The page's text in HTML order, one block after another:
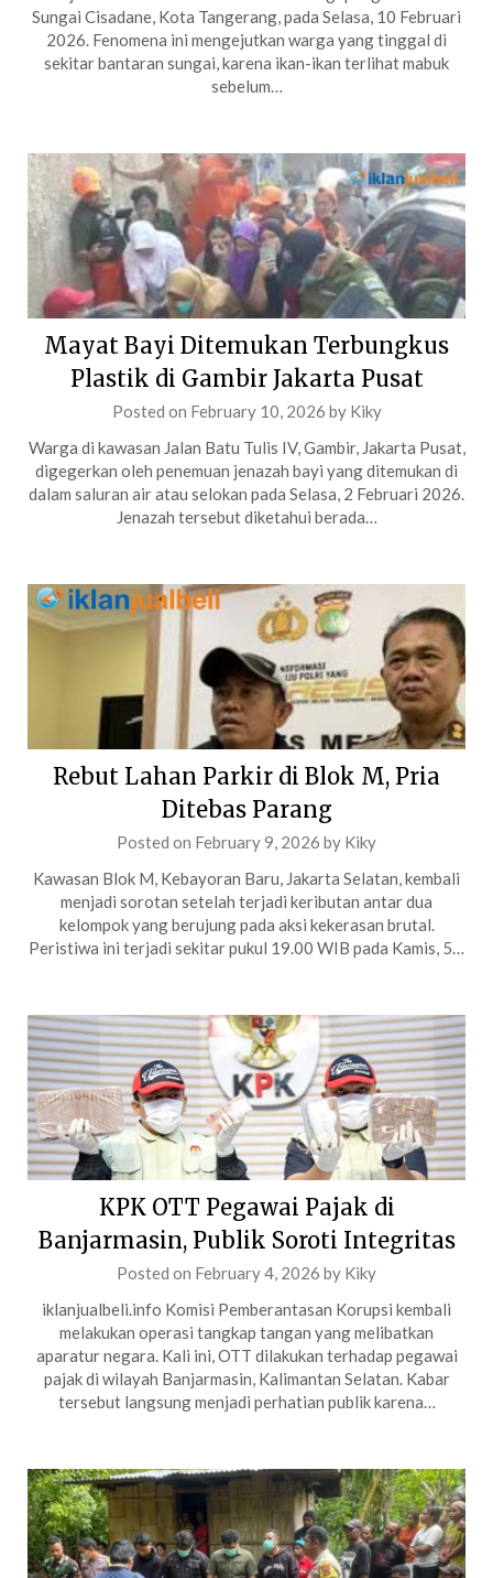
Sungai Cisadane, Kota Tangerang, pada Selasa, 10 Februari
2026. Fenomena ini mengejutkan warga yang tinggal di
sekitar bantaran sungai, karena ikan-ikan terlihat mabuk
sebelum…
Mayat Bayi Ditemukan Terbungkus
Plastik di Gambir Jakarta Pusat
Posted on February 10, 2026 by Kiky
Warga di kawasan Jalan Batu Tulis IV, Gambir, Jakarta Pusat,
digegerkan oleh penemuan jenazah bayi yang ditemukan di
dalam saluran air atau selokan pada Selasa, 2 Februari 2026.
Jenazah tersebut diketahui berada…
Rebut Lahan Parkir di Blok M, Pria
Ditebas Parang
Posted on February 9, 2026 by Kiky
Kawasan Blok M, Kebayoran Baru, Jakarta Selatan, kembali
menjadi sorotan setelah terjadi keributan antar dua
kelompok yang berujung pada aksi kekerasan brutal.
Peristiwa ini terjadi sekitar pukul 19.00 WIB pada Kamis, 5…
KPK OTT Pegawai Pajak di
Banjarmasin, Publik Soroti Integritas
Posted on February 4, 2026 by Kiky
iklanjualbeli.info Komisi Pemberantasan Korupsi kembali
melakukan operasi tangkap tangan yang melibatkan
aparatur negara. Kali ini, OTT dilakukan terhadap pegawai
pajak di wilayah Banjarmasin, Kalimantan Selatan. Kabar
tersebut langsung menjadi perhatian publik karena…